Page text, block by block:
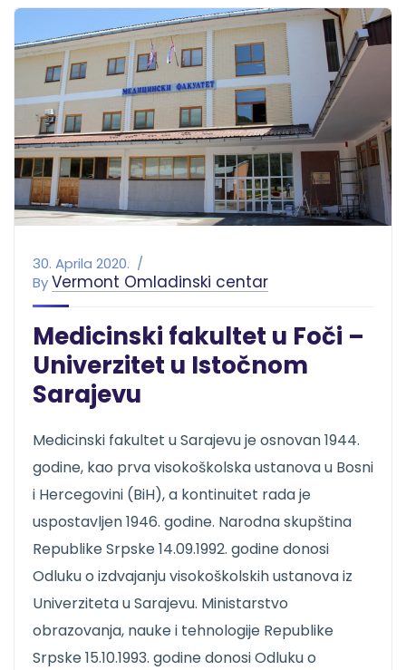
30. Aprila 2020.
ByVermont Omladinski centar
Medicinski fakultet u Foči –
Univerzitet u Istočnom
Sarajevu
Medicinski fakultet u Sarajevu je osnovan 1944.
godine, kao prva visokoškolska ustanova u Bosni
i Hercegovini (BiH), a kontinuitet rada je
uspostavljen 1946. godine. Narodna skupština
Republike Srpske 14.09.1992. godine donosi
Odluku o izdvajanju visokoškolskih ustanova iz
Univerziteta u Sarajevu. Ministarstvo
obrazovanja, nauke i tehnologije Republike
Srpske 15.10.1993. godine donosi Odluku o